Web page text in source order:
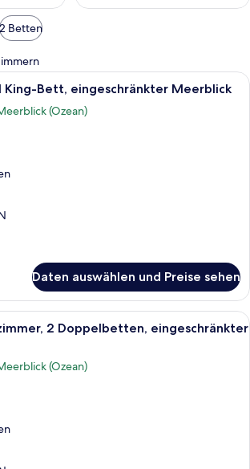
2 Betten
Ein Hotelzimmer mit einem Bett,
King-Bett, eingeschränkter Meerblick
(Ozean)
Daten auswählen und Preise sehen
Ein Hotelzimmer mit zwei Betten,
2 Doppelbetten, eingeschränkter
(Ozean)